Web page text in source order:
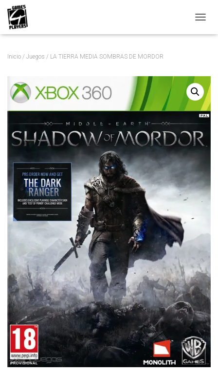
A
M
O
D
O
E
N
E
G
A
C
Inicio / Juegos / LA TIERRA MEDIA SOMBRAS DE MORDOR